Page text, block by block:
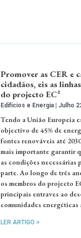
Promover as CER e
cidadãos, eis as
do projecto EC²
Edifícios e Energia Julho
Tendo a União Europeia
objectivo de 45% de
fontes renováveis até
mais importante garantir
as condições necessárias
parte. Ao longo de três
os membros do projecto
principais entraves ao
comunidades
LER ARTIGO >